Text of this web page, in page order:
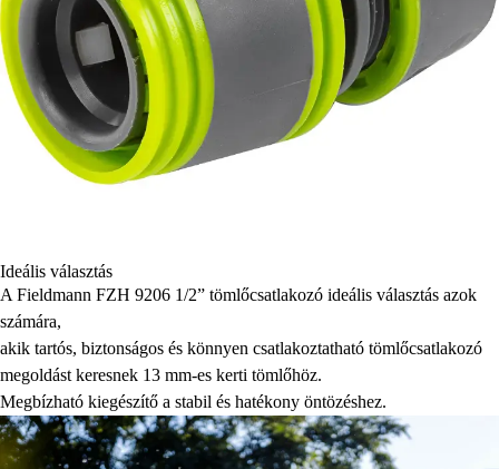
Ideális választás
A Fieldmann FZH 9206 1/2” tömlőcsatlakozó ideális választás azok
számára,
akik tartós, biztonságos és könnyen csatlakoztatható tömlőcsatlakozó
megoldást keresnek 13 mm-es kerti tömlőhöz.
Megbízható kiegészítő a stabil és hatékony öntözéshez.